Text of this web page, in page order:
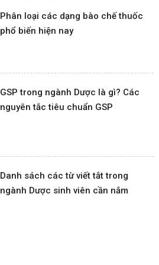
Phân loại các dạng bào chế thuốc
phổ biến hiện nay
GSP trong ngành Dược là gì? Các
nguyên tắc tiêu chuẩn GSP
Danh sách các từ viết tắt trong
ngành Dược sinh viên cần nắm